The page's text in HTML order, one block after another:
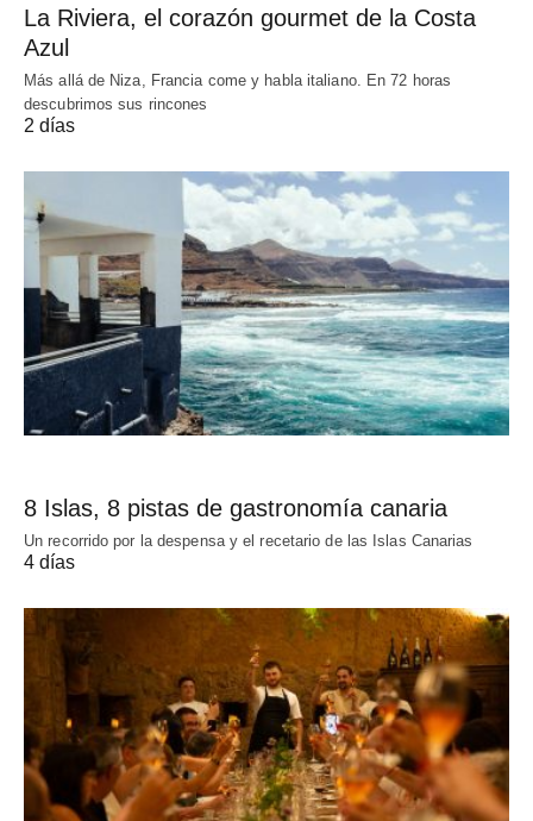
La Riviera, el corazón gourmet de la Costa
Azul
Más allá de Niza, Francia come y habla italiano. En 72 horas
descubrimos sus rincones
2 días
8 Islas, 8 pistas de gastronomía canaria
Un recorrido por la despensa y el recetario de las Islas Canarias
4 días